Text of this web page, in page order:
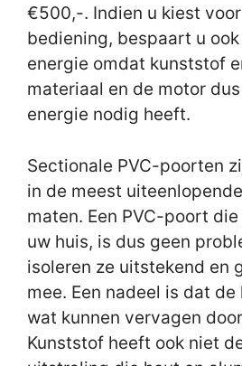
€500,-. Indien u kiest
bediening, bespaart u
energie omdat kunststof
materiaal en de motor
energie nodig heeft.
Sectionale PVC-poorten
in de meest
maten. Een PVC-poort
uw huis, is dus geen
isoleren ze uitstekend en
mee. Een nadeel is dat de
wat kunnen vervagen
Kunststof heeft ook niet